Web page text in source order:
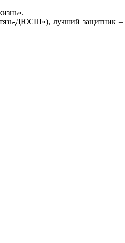
ДЮСШ»), лучший защитник